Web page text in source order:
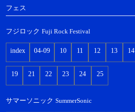
フェス
フジロック Fuji Rock Festival
index 04-09 10 11 12 13 14
19 21 22 23 24 25
サマーソニック SummerSonic